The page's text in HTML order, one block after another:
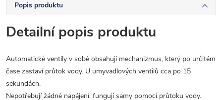
Popis produktu
Detailní popis produktu
Automatické ventily v sobě obsahují mechanizmus, který po určitém
čase zastaví průtok vody. U umyvadlových ventilů cca po 15
sekundách.
Nepotřebují žádné napájení, fungují samy pomocí průtoku vody.